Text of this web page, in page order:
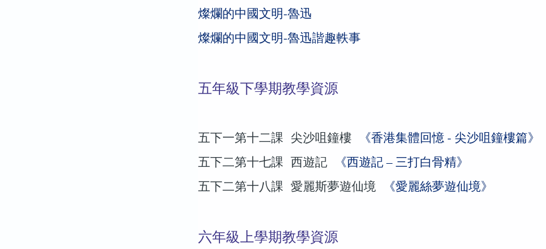
燦爛的中國文明-魯迅
燦爛的中國文明-魯迅諧趣軼事
五年級下學期教學資源
五下一第十二課 尖沙咀鐘樓
《香港集體回憶 - 尖沙咀鐘樓篇》
五下二第十七課 西遊記
《西遊記 – 三打白骨精》
五下二第十八課 愛麗斯夢遊仙境
《愛麗絲夢遊仙境》
六年級上學期教學資源